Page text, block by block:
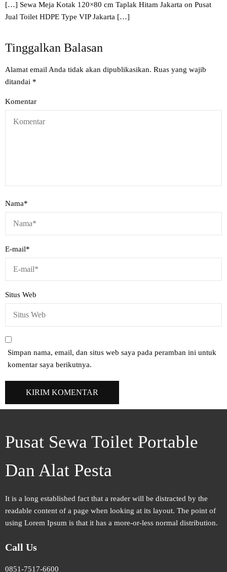
[…] Sewa Meja Kotak 120×80 cm Taplak Hitam Jakarta on Pusat
Jual Toilet HDPE Type VIP Jakarta […]
Tinggalkan Balasan
Alamat email Anda tidak akan dipublikasikan. Ruas yang wajib
ditandai *
Komentar
Nama*
E-mail*
Situs Web
Simpan nama, email, dan situs web saya pada peramban ini untuk
komentar saya berikutnya.
Pusat Sewa Toilet Portable
Dan Alat Pesta
It is a long established fact that a reader will be distracted by the
readable content of a page when looking at its layout. The point of
using Lorem Ipsum is that it has a more-or-less normal distribution.
Call Us
0851-7517-6600